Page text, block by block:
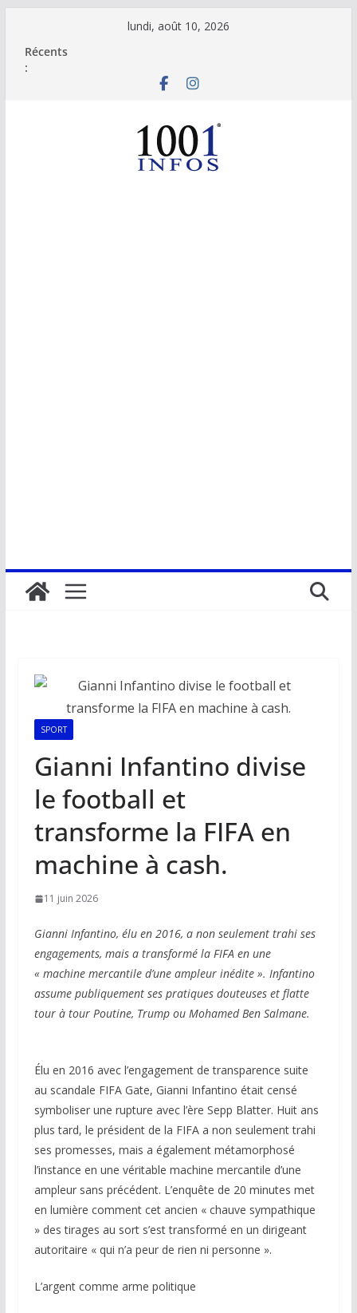
contenu
lundi, août 10, 2026
Récents
:
SPORT
Gianni Infantino divise
le football et
transforme la FIFA en
machine à cash.
11 juin 2026
Gianni Infantino, élu en 2016, a non seulement trahi ses
engagements, mais a transformé la FIFA en une
« machine mercantile d’une ampleur inédite ». Infantino
assume publiquement ses pratiques douteuses et flatte
tour à tour Poutine, Trump ou Mohamed Ben Salmane.
Élu en 2016 avec l’engagement de transparence suite
au scandale FIFA Gate, Gianni Infantino était censé
symboliser une rupture avec l’ère Sepp Blatter. Huit ans
plus tard, le président de la FIFA a non seulement trahi
ses promesses, mais a également métamorphosé
l’instance en une véritable machine mercantile d’une
ampleur sans précédent. L’enquête de 20 minutes met
en lumière comment cet ancien « chauve sympathique
» des tirages au sort s’est transformé en un dirigeant
autoritaire « qui n’a peur de rien ni personne ».
L’argent comme arme politique